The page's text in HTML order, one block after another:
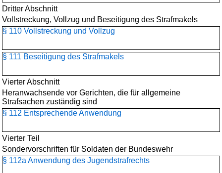
Dritter Abschnitt
Vollstreckung, Vollzug und Beseitigung des Strafmakels
§ 110 Vollstreckung und Vollzug
§ 111 Beseitigung des Strafmakels
Vierter Abschnitt
Heranwachsende vor Gerichten, die für allgemeine
Strafsachen zuständig sind
§ 112 Entsprechende Anwendung
Vierter Teil
Sondervorschriften für Soldaten der Bundeswehr
§ 112a Anwendung des Jugendstrafrechts